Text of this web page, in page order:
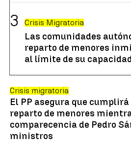
Crisis Migratoria
Las comunidades
reparto de menores
al límite de su
Crisis migratoria
El PP asegura que
reparto de menores
comparecencia de Pedro
ministros